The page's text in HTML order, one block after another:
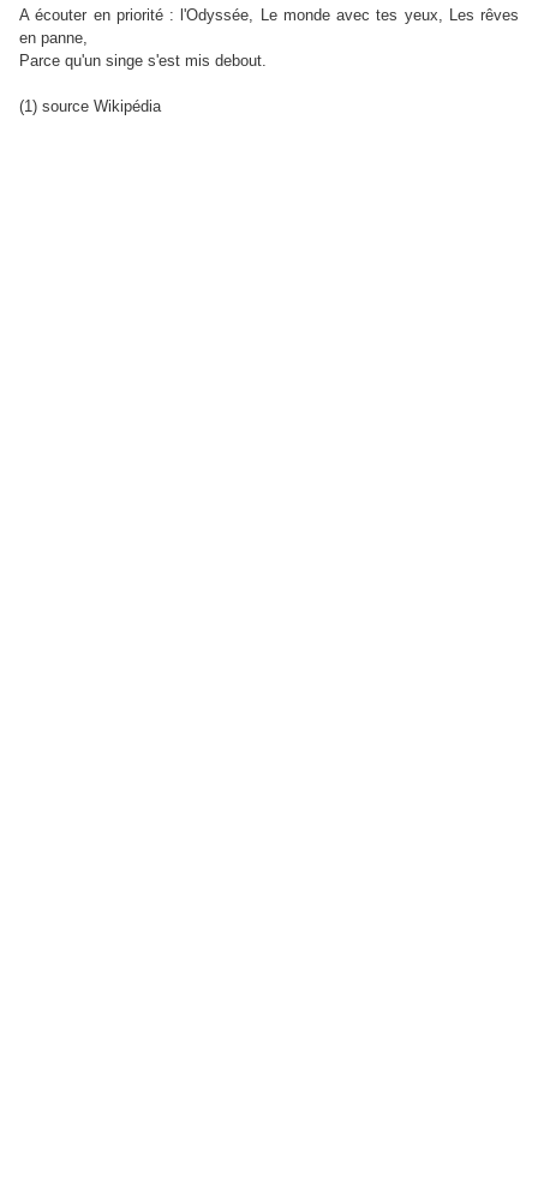
A écouter en priorité : l'Odyssée, Le monde avec tes yeux, Les rêves
en panne,
Parce qu'un singe s'est mis debout.
(1) source Wikipédia